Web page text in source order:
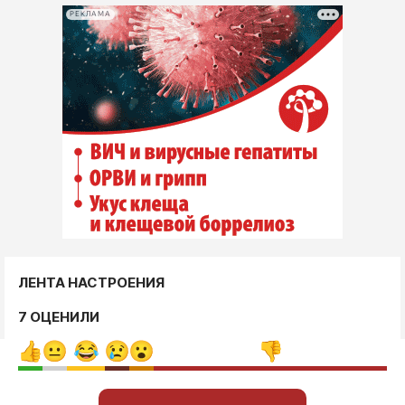
РЕКЛАМА
ЛЕНТА НАСТРОЕНИЯ
7 ОЦЕНИЛИ